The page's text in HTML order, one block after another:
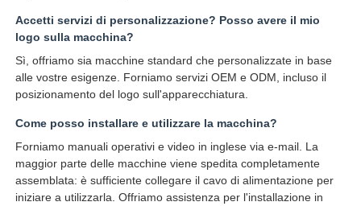
Accetti servizi di personalizzazione? Posso avere il mio
logo sulla macchina?
Sì, offriamo sia macchine standard che personalizzate in base
alle vostre esigenze. Forniamo servizi OEM e ODM, incluso il
posizionamento del logo sull'apparecchiatura.
Come posso installare e utilizzare la macchina?
Forniamo manuali operativi e video in inglese via e-mail. La
maggior parte delle macchine viene spedita completamente
assemblata: è sufficiente collegare il cavo di alimentazione per
iniziare a utilizzarla. Offriamo assistenza per l'installazione in